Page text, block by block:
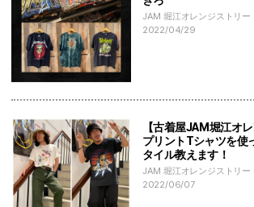
JAM 堀江オレンジストリー
2022/04/29
【古着屋JAM堀江オ
プリントTシャツを使
タイル教えます！
JAM 堀江オレンジストリー
2022/06/07